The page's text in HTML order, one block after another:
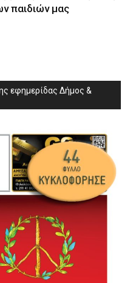
παιδιών µας
εφημερίδας Δήμος &